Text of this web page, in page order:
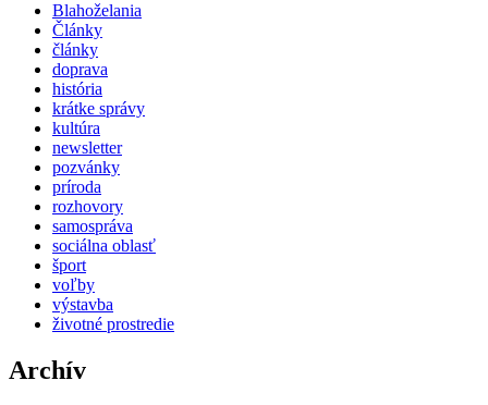
Blahoželania
Články
články
doprava
história
krátke správy
kultúra
newsletter
pozvánky
príroda
rozhovory
samospráva
sociálna oblasť
šport
voľby
výstavba
životné prostredie
Archív